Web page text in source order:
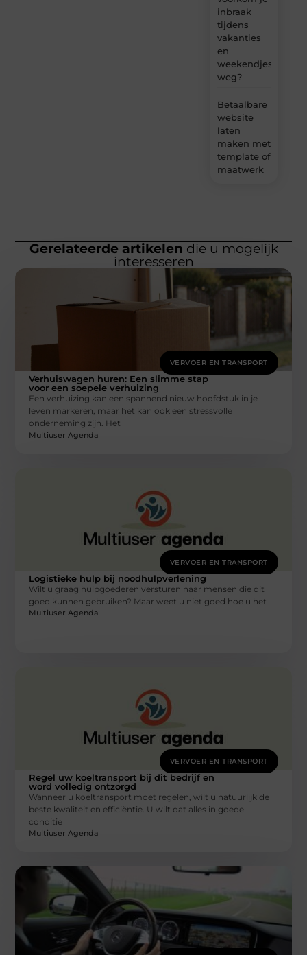
inbraak
tijdens
vakanties
en
weekendjes
weg?
Betaalbare
website
laten
maken met
template of
maatwerk
Gerelateerde artikelen die u mogelijk
interesseren
VERVOER EN TRANSPORT
Verhuiswagen huren: Een slimme stap
voor een soepele verhuizing
Een verhuizing kan een spannend nieuw hoofdstuk in je
leven markeren, maar het kan ook een stressvolle
onderneming zijn. Het
Multiuser Agenda
VERVOER EN TRANSPORT
Logistieke hulp bij noodhulpverlening
Wilt u graag hulpgoederen versturen naar mensen die dit
goed kunnen gebruiken? Maar weet u niet goed hoe u het
Multiuser Agenda
VERVOER EN TRANSPORT
Regel uw koeltransport bij dit bedrijf en
word volledig ontzorgd
Wanneer u koeltransport moet regelen, wilt u natuurlijk de
beste kwaliteit en efficiëntie. U wilt dat alles in goede
conditie
Multiuser Agenda